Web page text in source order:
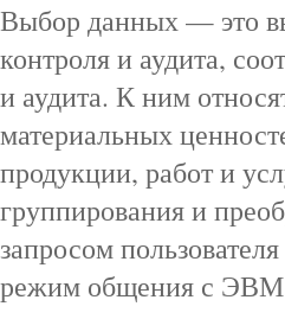
Выбор данных — это
контроля и аудита,
и аудита. К ним
материальных
продукции, работ и
группирования и
запросом
режим общения с